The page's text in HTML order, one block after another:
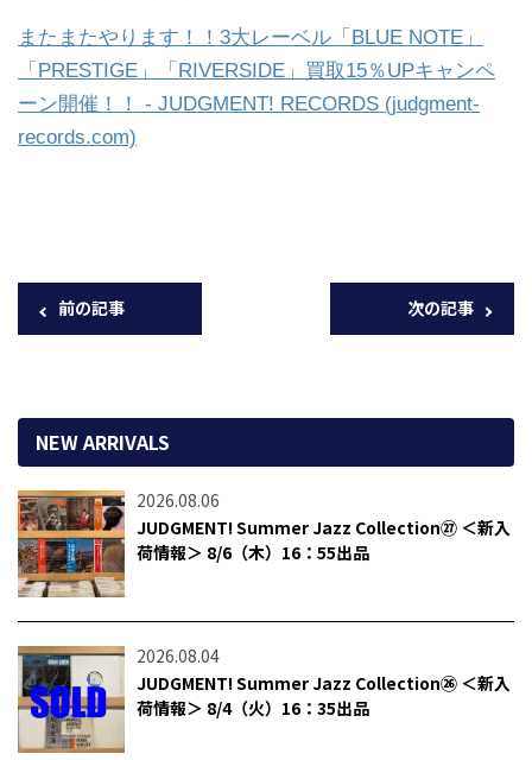
またまたやります！！3大レーベル「BLUE NOTE」
「PRESTIGE」「RIVERSIDE」買取15％UPキャンペ
ーン開催！！ - JUDGMENT! RECORDS (judgment-
records.com)
前の記事 次の記事
NEW ARRIVALS
2026.08.06
JUDGMENT! Summer Jazz Collection㉗ ＜新入
荷情報＞ 8/6（木）16：55出品
2026.08.04
JUDGMENT! Summer Jazz Collection㉖ ＜新入
荷情報＞ 8/4（火）16：35出品